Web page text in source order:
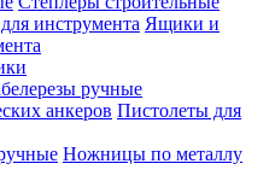
Ящики и
ручные
Пистолеты для
Ножницы по металлу